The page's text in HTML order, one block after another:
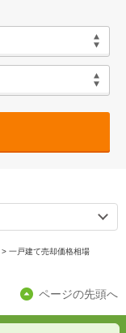
> 一戸建て売却価格相場
ページの先頭へ